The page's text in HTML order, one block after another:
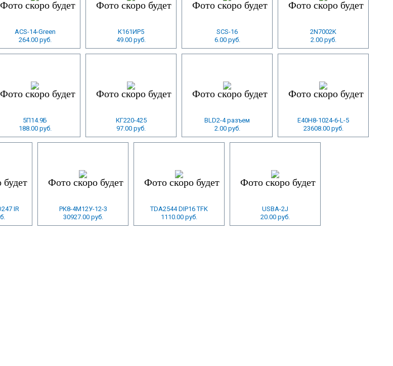
ACS-14-Green
264.00 руб.
К161ИР5
49.00 руб.
SCS-16
6.00 руб.
2N7002K
2.00 руб.
5П14.9Б
188.00 руб.
КГ220-425
97.00 руб.
BLD2-4 разъем
2.00 руб.
E40H8-1024-6-L-5
23608.00 руб.
IR
РК8-4М12У-12-3
30927.00 руб.
TDA2544 DIP16 TFK
1110.00 руб.
USBA-2J
20.00 руб.